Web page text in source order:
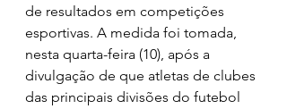
de resultados em competições
esportivas. A medida foi tomada,
nesta quarta-feira (10), após a
divulgação de que atletas de clubes
das principais divisões do futebol